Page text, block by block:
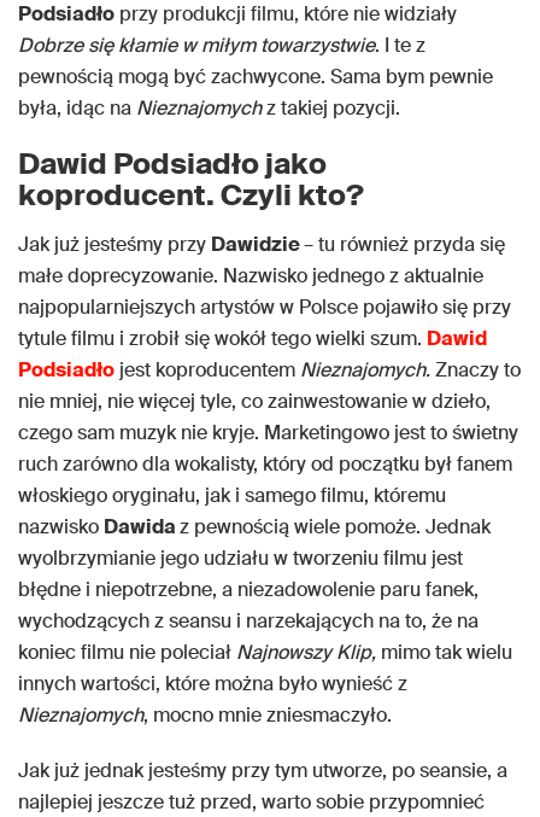
Podsiadło przy produkcji filmu, które nie widziały
Dobrze się kłamie w miłym towarzystwie. I te z
pewnością mogą być zachwycone. Sama bym pewnie
była, idąc na Nieznajomychz takiej pozycji.
Dawid Podsiadło jako
koproducent. Czyli kto?
Jak już jesteśmy przy Dawidzie– tu również przyda się
małe doprecyzowanie. Nazwisko jednego z aktualnie
najpopularniejszych artystów w Polsce pojawiło się przy
tytule filmu i zrobił się wokół tego wielki szum. Dawid
Podsiadło jest koproducentem Nieznajomych.Znaczy to
nie mniej, nie więcej tyle, co zainwestowanie w dzieło,
czego sam muzyk nie kryje. Marketingowo jest to świetny
ruch zarówno dla wokalisty, który od początku był fanem
włoskiego oryginału, jak i samego filmu, któremu
nazwisko Dawidaz pewnością wiele pomoże. Jednak
wyolbrzymianie jego udziału w tworzeniu filmu jest
błędne i niepotrzebne, a niezadowolenie paru fanek,
wychodzących z seansu i narzekających na to, że na
koniec filmu nie poleciał Najnowszy Klip, mimo tak wielu
innych wartości, które można było wynieść z
Nieznajomych, mocno mnie zniesmaczyło.
Jak już jednak jesteśmy przy tym utworze, po seansie, a
najlepiej jeszcze tuż przed, warto sobie przypomnieć